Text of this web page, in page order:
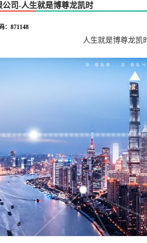
司-人生就是博尊龙凯时
：871148
人生就是博尊龙凯